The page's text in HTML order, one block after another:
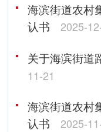
海滨街道农村
认书
2025-
关于海滨街道
11-21
海滨街道农村
认书
2025-